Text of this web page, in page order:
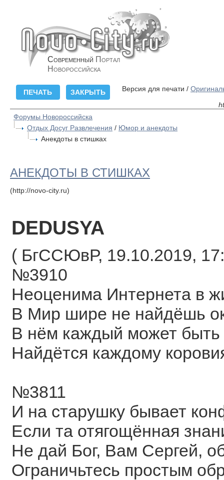
Современный Портал
Новороссийска
Версия для печати /
Форумы Новороссийска
Отдых Досуг Развлечения / Юмор и анекдоты
Анекдоты в стишках
АНЕКДОТЫ В СТИШКАХ
(http://novo-city.ru)
DEDUSYA
( БгССЮвР, 19.10.2019,
№3910
Неоценима Интернета в
В Мир шире не найдёшь
В нём каждый может быть
Найдётся каждому
№3811
И на старушку бывает
Если та отягощённая
Не дай Бог, Вам Сергей,
Ограничьтесь простым